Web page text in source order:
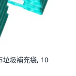
垃圾補充袋, 10